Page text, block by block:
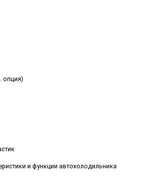
опция)
и функции автохолодильника